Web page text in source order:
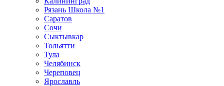
Рязань Школа №1
Саратов
Сочи
Сыктывкар
Тольятти
Тула
Челябинск
Череповец
Ярославль